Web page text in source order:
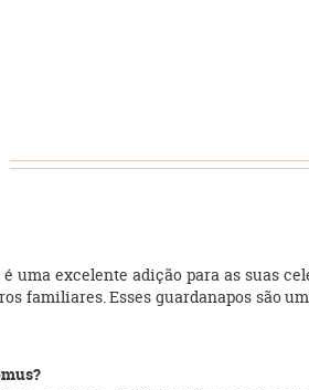
uma excelente adição para as suas
familiares. Esses guardanapos são